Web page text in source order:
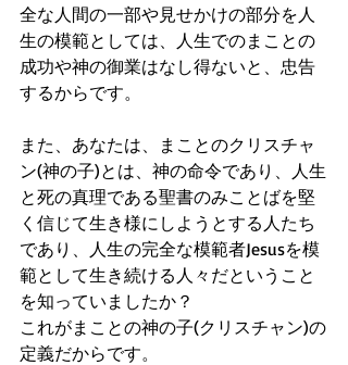
全な人間の一部や見せかけの部分を人
生の模範としては、人生でのまことの
成功や神の御業はなし得ないと、忠告
するからです。
また、あなたは、まことのクリスチャ
ン(神の子)とは、神の命令であり、人生
と死の真理である聖書のみことばを堅
く信じて生き様にしようとする人たち
であり、人生の完全な模範者Jesusを模
範として生き続ける人々だということ
を知っていましたか？
これがまことの神の子(クリスチャン)の
定義だからです。